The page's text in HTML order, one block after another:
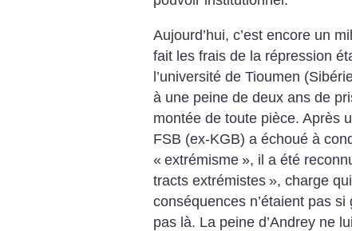
Aujourd’hui, c’est encore un
fait les frais de la répression
l’université de Tioumen
à une peine de deux ans de
montée de toute pièce. Après
FSB (ex-KGB) a échoué à
« extrémisme », il a été
tracts extrémistes », charge
conséquences n’étaient pas si
pas là. La peine d’Andrey ne